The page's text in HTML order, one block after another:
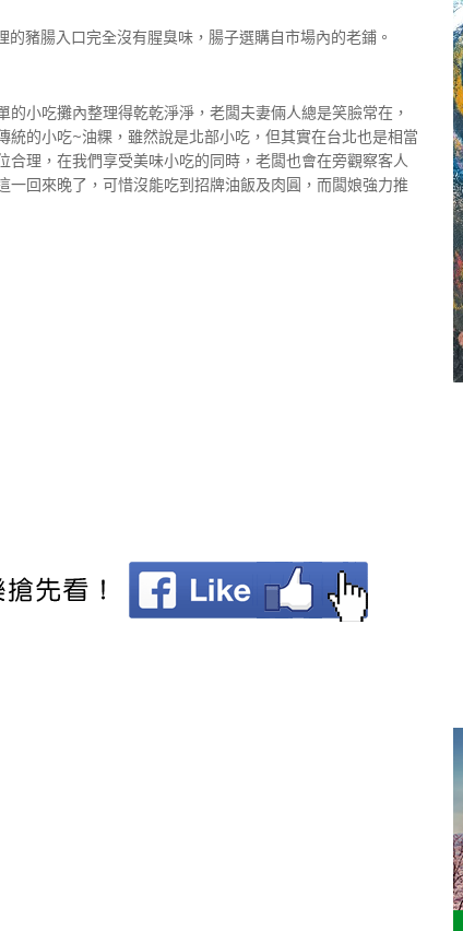
豬腸入口完全沒有腥臭味，腸子選購自市場內的老鋪。
小吃攤內整理得乾乾淨淨，老闆夫妻倆人總是笑臉常在，
的小吃~油粿，雖然說是北部小吃，但其實在台北也是相當
理，在我們享受美味小吃的同時，老闆也會在旁觀察客人
回來晚了，可惜沒能吃到招牌油飯及肉圓，而闆娘強力推